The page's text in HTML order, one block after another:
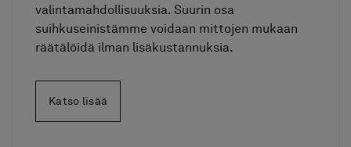
valintamahdollisuuksia. Suurin osa
suihkuseinistämme voidaan mittojen mukaan
räätälöidä ilman lisäkustannuksia.
Katso lisää